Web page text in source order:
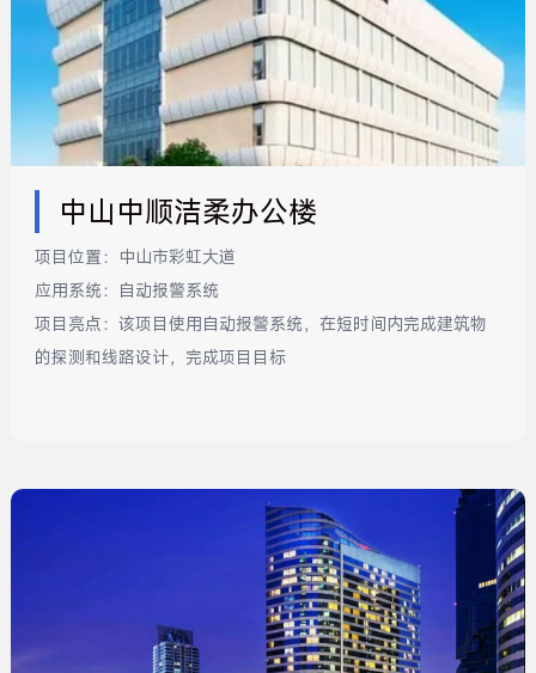
中山中顺洁柔办公楼
项目位置： 中山市彩虹大道
应用系统： 自动报警系统
项目亮点： 该项目使用自动报警系统，在短时间内完成建筑物
的探测和线路设计，完成项目目标